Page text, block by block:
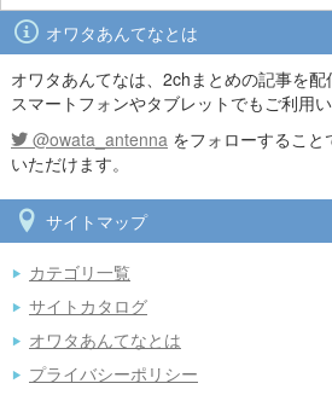
オワタあんてなとは
オワタあんてなは、2chまとめの記事を配
スマートフォンやタブレットでもご利用い
@owata_antenna をフォローするこ
いただけます。
サイトマップ
カテゴリ一覧
サイトカタログ
オワタあんてなとは
プライバシーポリシー